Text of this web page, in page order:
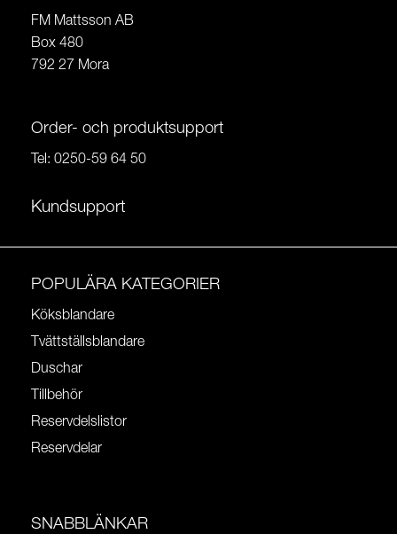
FM Mattsson AB
Box 480
792 27 Mora
Order- och produktsupport
Tel: 0250-59 64 50
Kundsupport
POPULÄRA KATEGORIER
Köksblandare
Tvättställsblandare
Duschar
Tillbehör
Reservdelslistor
Reservdelar
SNABBLÄNKAR